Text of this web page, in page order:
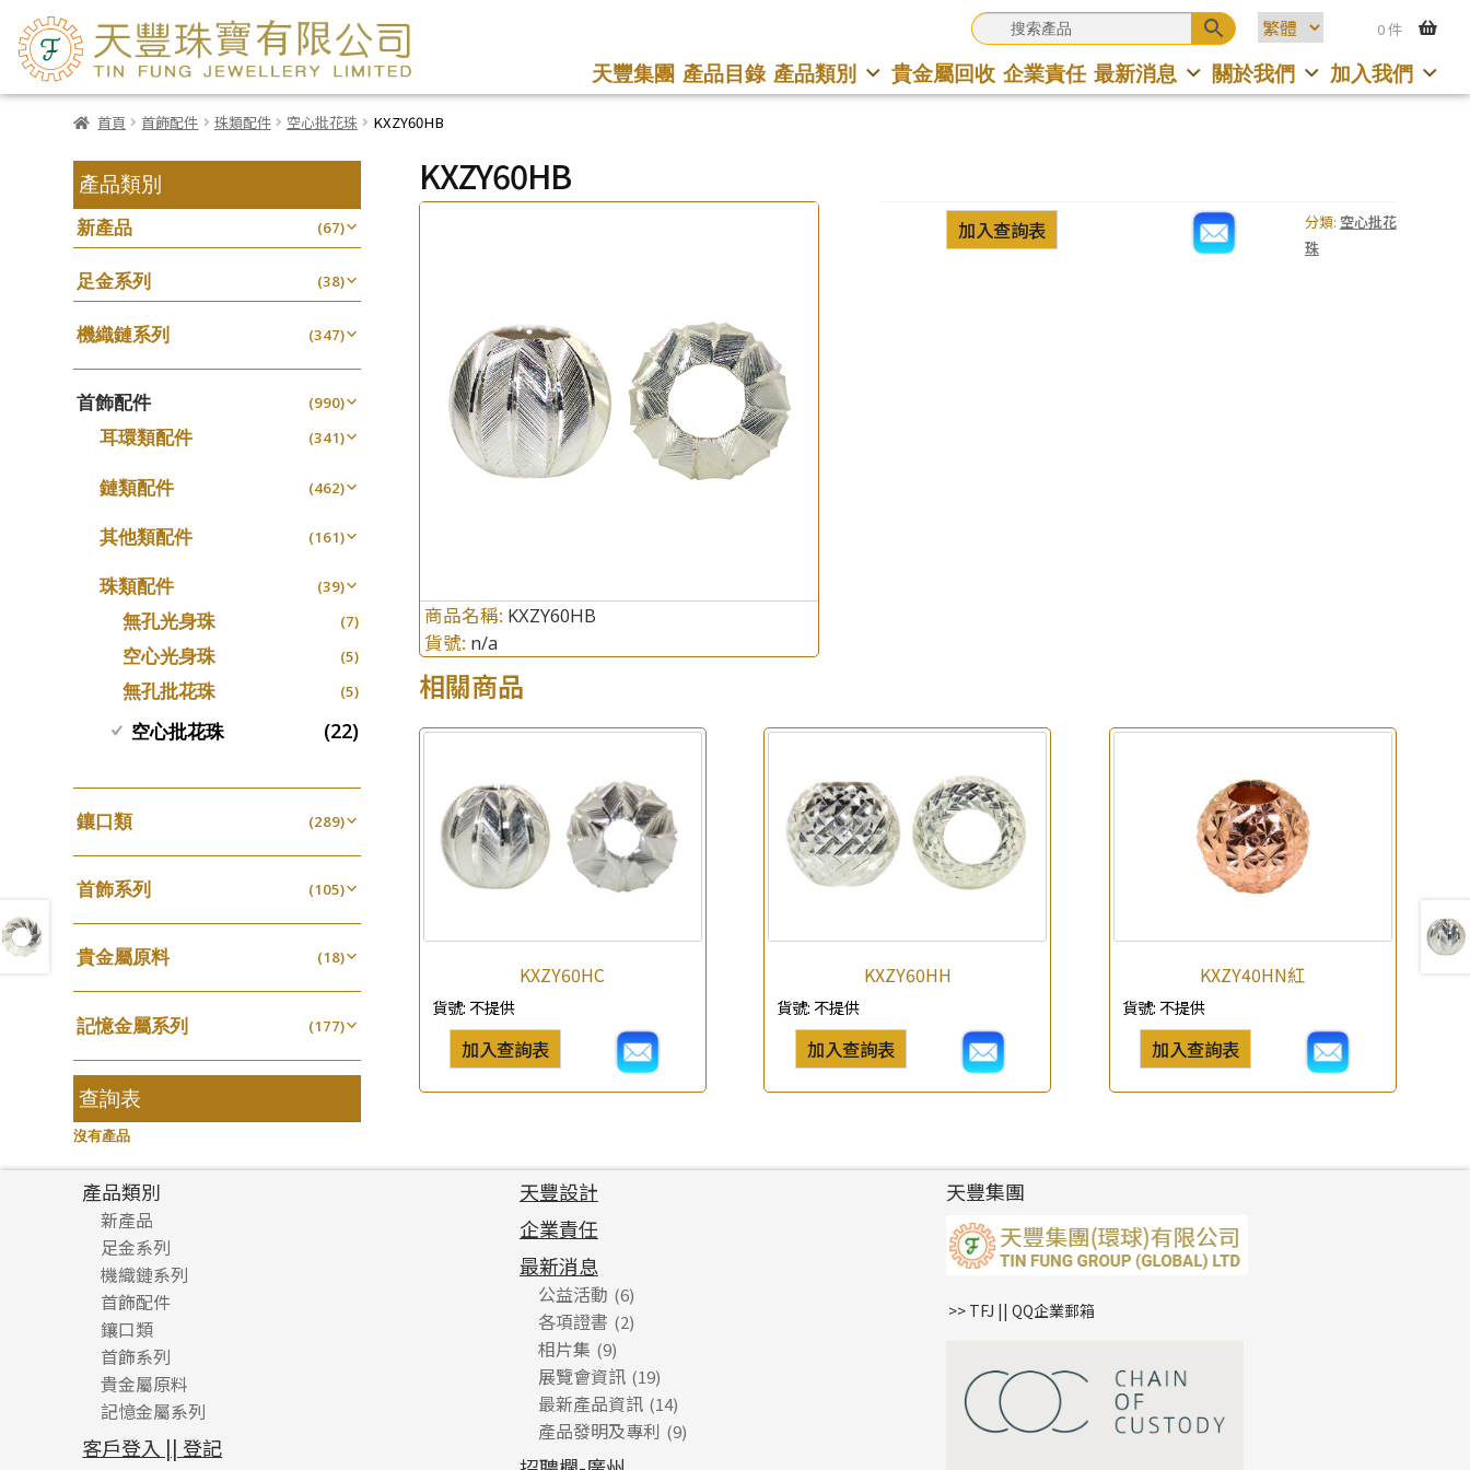
0 件
天豐集團 產品目錄 產品類別 貴金屬回收 企業責任 最新消息 關於我們 加入我們
首頁 首飾配件 珠類配件 空心批花珠 KXZY60HB
KXZY60HB
查詢以下產品
商品名稱: KXZY60HB
貨號: n/a
分類: 空心批花
珠
加入查詢表
相關商品
KXZY60HC
貨號:不提供
加入查詢表
KXZY60HH
貨號: 不提供
加入查詢表
KXZY40HN紅
貨號:不提供
加入查詢表
產品類別
新產品 (67)
足金系列 (38)
機織鏈系列 (347)
珠仔鏈 (25)
镶口链 (61)
管狀網鏈 (11)
十字鏈系列
十字閃O鏈系列 (27)
十字錘打鏈系列 (17)
側身車花鏈系列 (8)
側身鏈系列 (9)
肖邦鏈系列 (14)
雙十字鏈系列 (4)
蛇骨鏈系列 (6)
鏈尾系列 (6)
盒子鏈系列 (6)
嘴唇鏈系列 (3)
竹節鏈系列
S車花鏈系列 (1)
坦克鏈系列 (9)
滿天星鏈系列 (2)
刀片鏈系列
方假繩鏈系列
心心鏈系列
首飾配件 (990)
耳環類配件 (341)
卷迫系列
梅花迫系列 (19)
平臺迫系列 (74)
綫拍系列 (42)
美拍系列 (16)
耳針系列 (6)
耳環扣系列
耳環爪頭 (29)
耳環 (71)
鏈類配件 (462)
動感車花吊墜
生圈扣系列 (13)
龍蝦扣系列 (93)
鴨俐制系列 (18)
字印牌系列 (21)
字母吊墜 (20)
生肖吊墜
管扣系列
水泡扣
其他類配件 (161)
珠盤系列
袖口鈕系列
焊片及鐳射綫
空心車花管
珠類配件 (39)
無孔光身珠 (7)
空心光身珠 (5)
無孔批花珠 (5)
空心批花珠 (22)
鑲口類 (289)
四爪頭系列 (20)
六爪頭系列 (41)
車花片 (35)
動感車花片 (20)
鑲口戒指 (16)
鑲口手鏈系列 (146)
首飾系列 (105)
手镯系列 (8)
戒指系列 (8)
空心耳環 (27)
空心车花管首饰链 (15)
空心手鐲系列 (8)
牛仔鏈
貴金屬原料 (18)
千足金 (18)
記憶金屬系列 (177)
記憶戒指 (30)
拉簧珠珠手鏈
記憶鈦手鐲
查詢表
沒有產品
*你的名字
公司名稱
產品類別
新產品
足金系列
足金配件
機織鏈系列
珠仔鏈
镶口链
管狀網鏈
十字車花鏈系列
十字閃O鏈系列
十字錘打鏈系列
首飾配件
耳環類配件
卷迫系列
螺絲迫系列
梅花迫系列
平臺迫系列
鏈類配件
動感車花吊墜
調節珠系列
生圈扣系列
其他類配件
珠盤系列
袖口鈕系列
珠類配件
無孔光身珠
鑲口類
四爪頭系列
六爪頭系列
車花片
動感車花片
首飾系列
手镯系列
戒指系列
空心耳環
貴金屬原料
千足金
記憶金屬系列
記憶戒指
客戶登入 || 登記
天豐設計
企業責任
最新消息
公益活動 (6)
各項證書 (2)
相片集 (9)
展覽會資訊 (19)
最新產品資訊 (14)
產品發明及專利 (9)
天豐集團
>> TFJ || QQ企業郵箱